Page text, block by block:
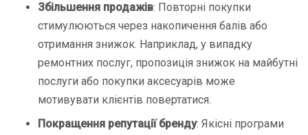
Збільшення продажів: Повторні покупки
стимулюються через накопичення балів або
отримання знижок. Наприклад, у випадку
ремонтних послуг, пропозиція знижок на майбутні
послуги або покупки аксесуарів може
мотивувати клієнтів повертатися.
Покращення репутації бренду: Якісні програми